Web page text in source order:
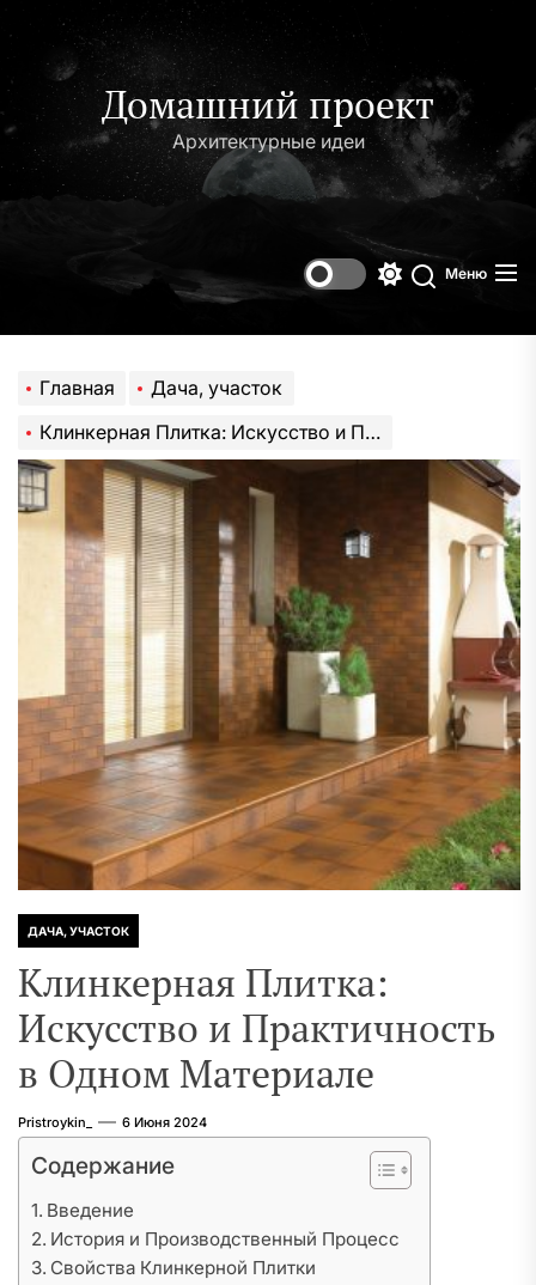
содержимому
Домашний проект
Архитектурные идеи
Поиск
Меню
Главная
Дача, участок
Клинкерная Плитка: Искусство и Практичность в Одном Материале
ДАЧА, УЧАСТОК
Клинкерная Плитка:
Искусство и Практичность
в Одном Материале
Pristroykin_ 6 Июня 2024
Содержание
Введение
История и Производственный Процесс
Свойства Клинкерной Плитки